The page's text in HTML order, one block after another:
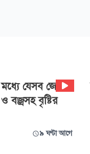
যেসব জেলায়
বজ্রসহ বৃষ্টির
৯ ঘণ্টা আগে